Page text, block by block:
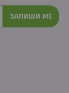
ЗАПИШИ МЕ